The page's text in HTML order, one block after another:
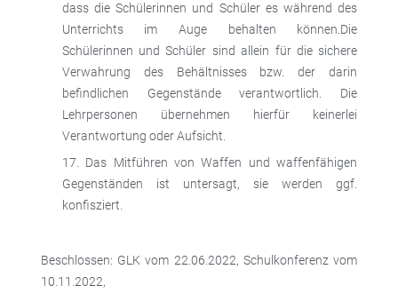
dass die Schülerinnen und Schüler es während des
Unterrichts im Auge behalten können.Die
Schülerinnen und Schüler sind allein für die sichere
Verwahrung des Behältnisses bzw. der darin
befindlichen Gegenstände verantwortlich. Die
Lehrpersonen übernehmen hierfür keinerlei
Verantwortung oder Aufsicht.
Das Mitführen von Waffen und waffenfähigen
Gegenständen ist untersagt, sie werden ggf.
konfisziert.
Beschlossen: GLK vom 22.06.2022, Schulkonferenz vom
10.11.2022,